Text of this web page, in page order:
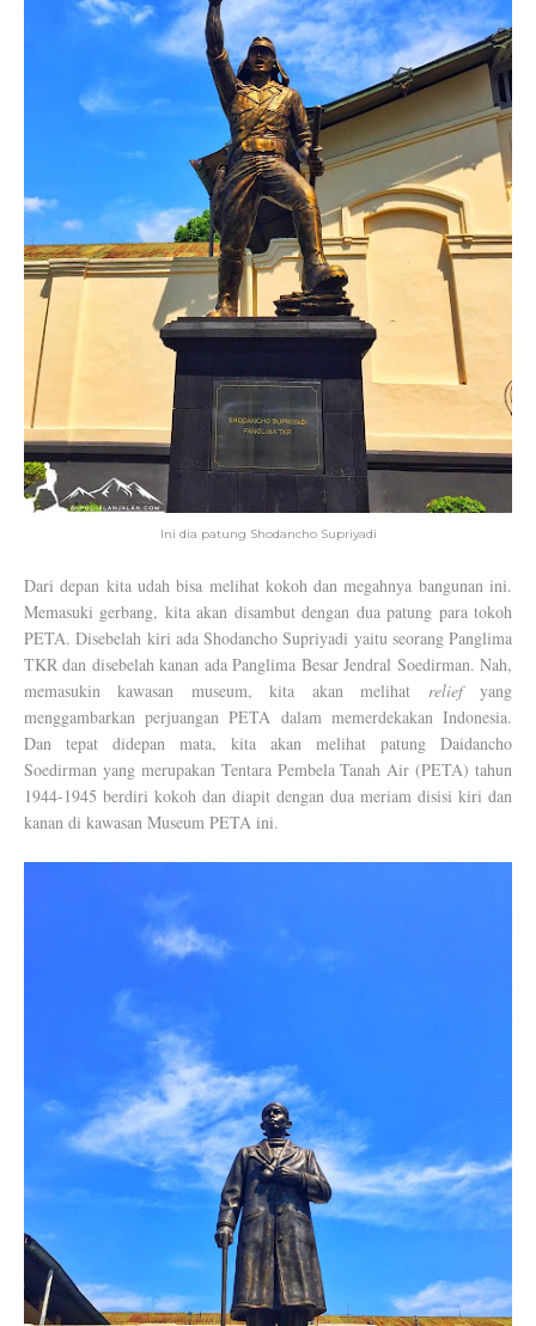
Ini dia patung Shodancho Supriyadi
Dari depan kita udah bisa melihat kokoh dan megahnya bangunan ini.
Memasuki gerbang, kita akan disambut dengan dua patung para tokoh
PETA. Disebelah kiri ada Shodancho Supriyadi yaitu seorang Panglima
TKR dan disebelah kanan ada Panglima Besar Jendral Soedirman. Nah,
memasukin kawasan museum, kita akan melihat reliefyang
menggambarkan perjuangan PETA dalam memerdekakan Indonesia.
Dan tepat didepan mata, kita akan melihat patung Daidancho
Soedirman yang merupakan Tentara Pembela Tanah Air (PETA) tahun
1944-1945 berdiri kokoh dan diapit dengan dua meriam disisi kiri dan
kanan di kawasan Museum PETA ini.